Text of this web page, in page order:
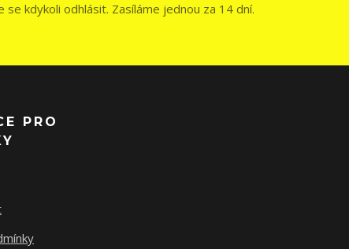
se kdykoli odhlásit. Zasíláme jednou za 14 dní.
PRO